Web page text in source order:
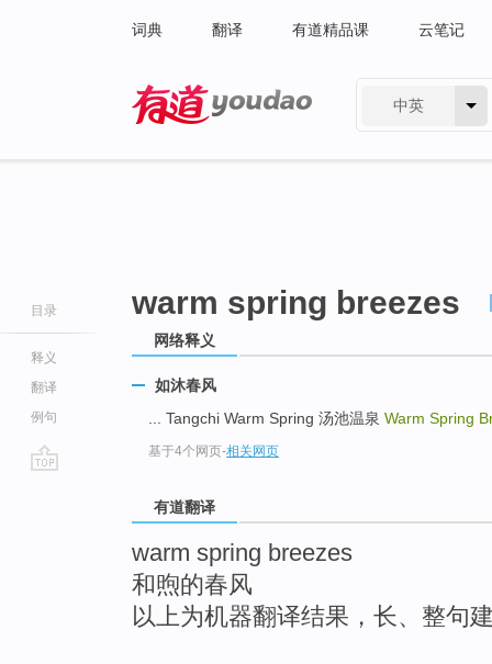
词典 翻译 有道精品课 云笔记
中英
目录
释义
翻译
例句
warm spring breezes
网络释义
如沐春风
... Tangchi Warm Spring 汤池温泉 Warm Spring
基于4个网页-相关网页
有道翻译
warm spring breezes
和煦的春风
以上为机器翻译结果，长、整句